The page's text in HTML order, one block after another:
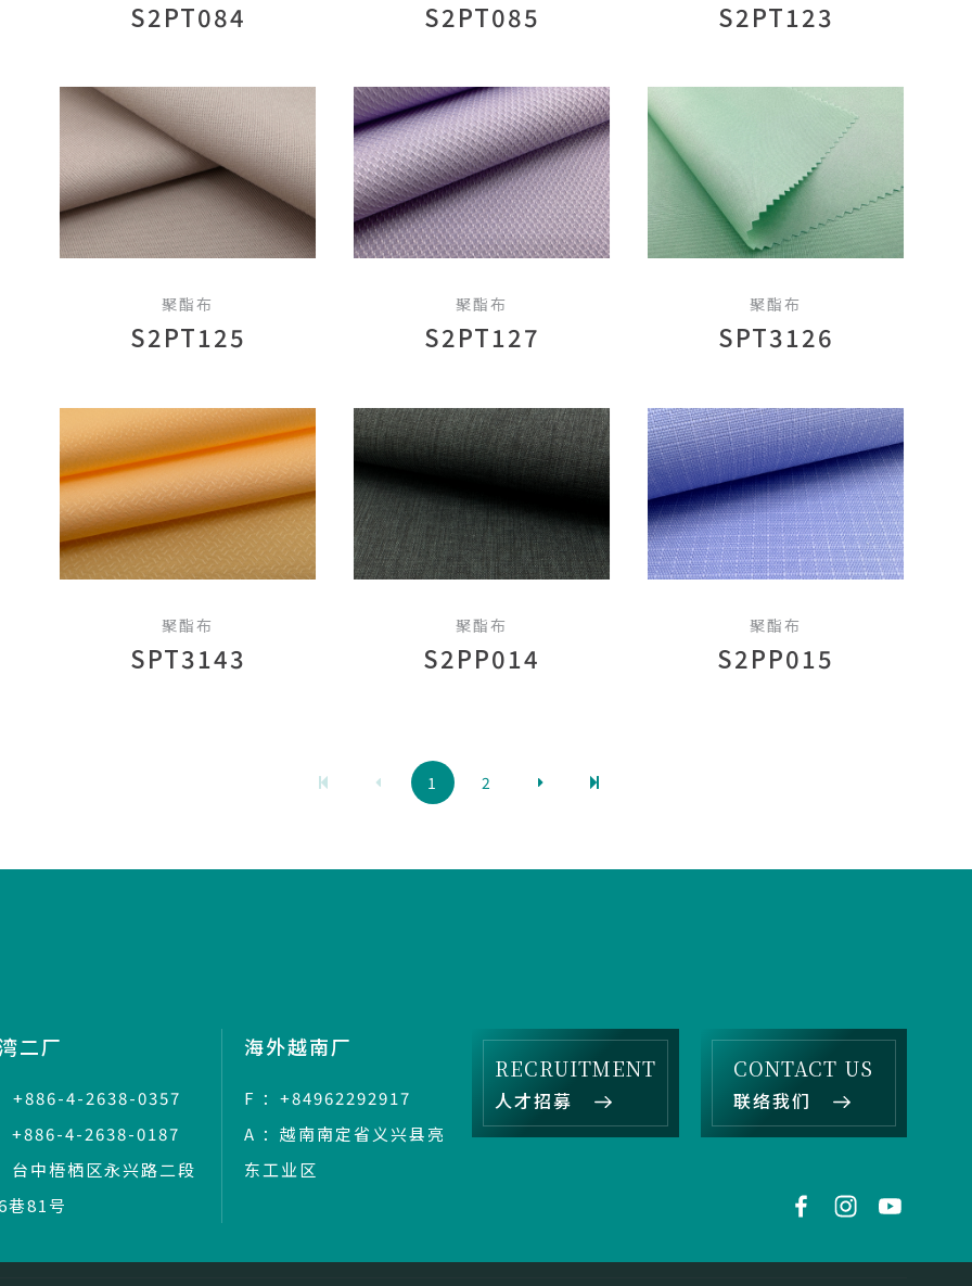
S2PT084 S2PT085 S2PT123
聚酯布
S2PT125
聚酯布
S2PT127
聚酯布
SPT3126
聚酯布
SPT3143
聚酯布
S2PP014
聚酯布
S2PP015
1 2
二厂
+886-4-2638-0357
+886-4-2638-0187
台中梧栖区永兴路二段
巷81号
海外越南厂
F ：+84962292917
A ：越南南定省义兴县亮
东工业区
RECRUITMENT
人才招募
CONTACT US
联络我们